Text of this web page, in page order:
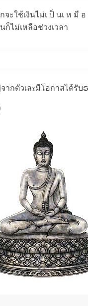
ใช้เงินไม่เ ป็ นเ ห มื
ไม่เหลือช่วงเวลา
ตัวเลɤมีโอกาสได้รับ